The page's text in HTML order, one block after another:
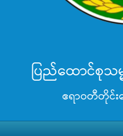
ပြည်ထောင်စုသ
ဧရာဝတီတိုင်း